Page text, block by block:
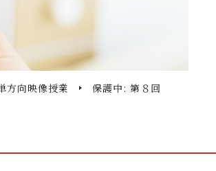
方向映像授業 保護中: 第８回